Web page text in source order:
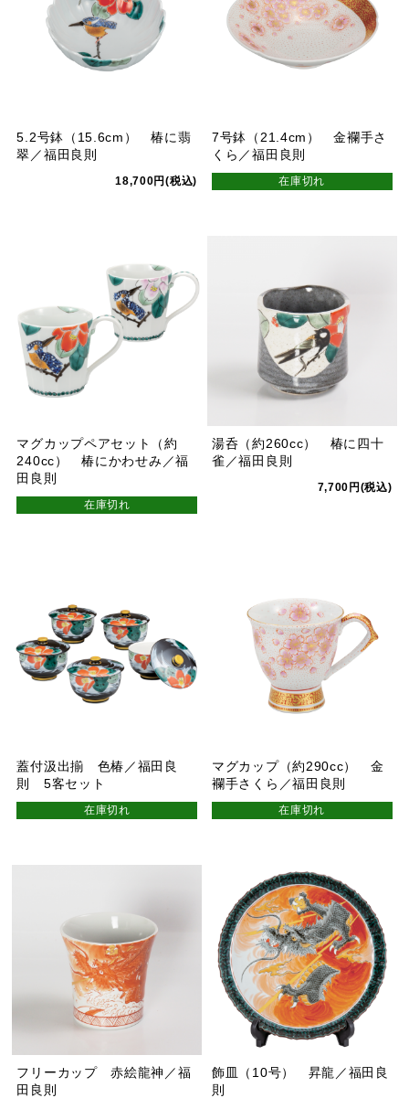
5.2号鉢（15.6cm） 椿に翡
翠／福田良則
18,700円(税込)
7号鉢（21.4cm） 金襴手さ
くら／福田良則
在庫切れ
マグカップペアセット（約
240cc） 椿にかわせみ／福
田良則
在庫切れ
湯呑（約260cc） 椿に四十
雀／福田良則
7,700円(税込)
蓋付汲出揃 色椿／福田良
則 5客セット
在庫切れ
マグカップ（約290cc） 金
襴手さくら／福田良則
在庫切れ
フリーカップ 赤絵龍神／福
田良則
飾皿（10号） 昇龍／福田良
則